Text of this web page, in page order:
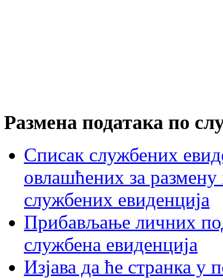
Размена података по
Списак службених
овлашћених за
службених евиденција
Прибављање личних
службена евиденција
Изјава да ће странка у